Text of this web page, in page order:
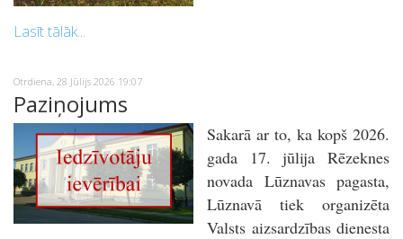
Lasīt tālāk...
Otrdiena, 28 Jūlijs 2026 19:07
Paziņojums
Sakarā ar to, ka kopš 2026.
gada 17. jūlija Rēzeknes
novada Lūznavas pagasta,
Lūznavā tiek organizēta
Valsts aizsardzības dienesta